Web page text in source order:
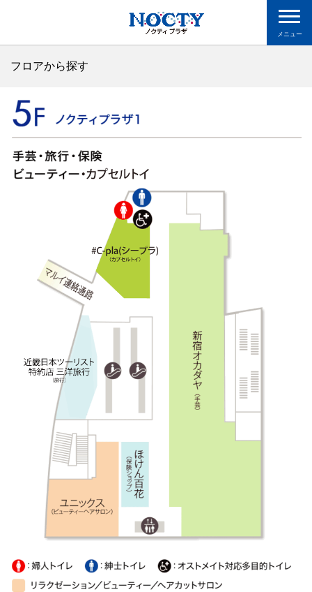
メニュー
フロアから探す